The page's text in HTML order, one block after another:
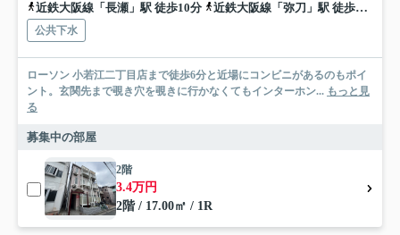
近鉄大阪線「長瀬」駅 徒歩10分
近鉄大阪線「弥刀」駅 徒歩18分
公共下水
ローソン 小若江二丁目店まで徒歩6分と近場にコンビニがあるのもポイ
ント。玄関先まで覗き穴を覗きに行かなくてもインターホン... もっと見
る
募集中の部屋
2階
3.4万円
2階 / 17.00㎡ / 1R